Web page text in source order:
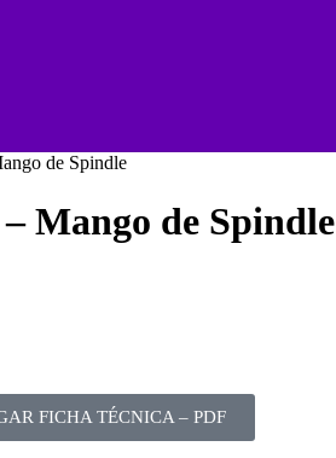
de Spindle
Mango de Spindle
FICHA TÉCNICA – PDF